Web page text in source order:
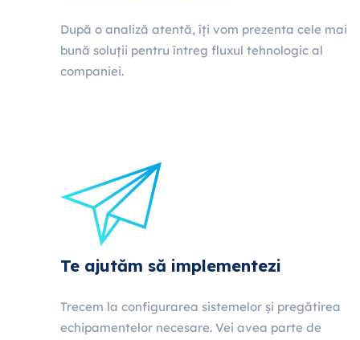
După o analiză atentă, îți vom prezenta cele mai
bună soluții pentru întreg fluxul tehnologic al
companiei.
Te ajutăm să implementezi
Trecem la configurarea sistemelor și pregătirea
echipamentelor necesare. Vei avea parte de